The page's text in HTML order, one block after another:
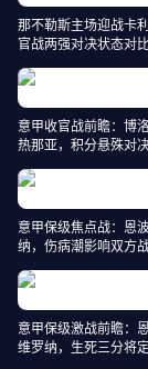
那不勒斯主场迎战卡
官战两强对决状态对
意甲收官战前瞻：博
热那亚，积分悬殊对
意甲保级焦点战：恩
纳，伤病潮影响双方
意甲保级激战前瞻：
维罗纳，生死三分将定